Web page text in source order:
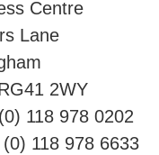
Centre
Lane
2WY
118 978 0202
118 978 6633